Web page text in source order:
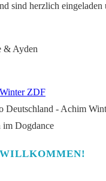
sind herzlich eingeladen
Deutschland - Achim
im Dogdance